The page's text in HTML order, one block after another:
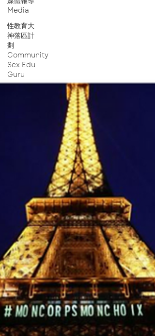
Media
性教育大
神落區計
劃
Community
Sex Edu
Guru